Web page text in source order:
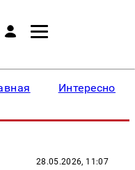
Интересное
28.05.2026, 11:07